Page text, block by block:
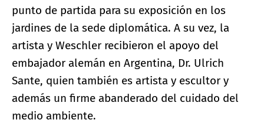
punto de partida para su exposición en los
jardines de la sede diplomática. A su vez, la
artista y Weschler recibieron el apoyo del
embajador alemán en Argentina, Dr. Ulrich
Sante, quien también es artista y escultor y
además un firme abanderado del cuidado del
medio ambiente.